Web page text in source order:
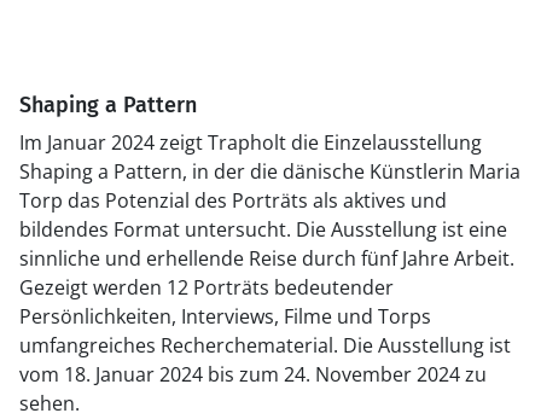
Shaping a Pattern
Im Januar 2024 zeigt Trapholt die Einzelausstellung
Shaping a Pattern, in der die dänische Künstlerin Maria
Torp das Potenzial des Porträts als aktives und
bildendes Format untersucht. Die Ausstellung ist eine
sinnliche und erhellende Reise durch fünf Jahre Arbeit.
Gezeigt werden 12 Porträts bedeutender
Persönlichkeiten, Interviews, Filme und Torps
umfangreiches Recherchematerial. Die Ausstellung ist
vom 18. Januar 2024 bis zum 24. November 2024 zu
sehen.